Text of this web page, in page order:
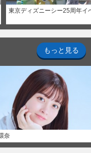
東京ディズニーシー25周年イ
もっと見る
奈